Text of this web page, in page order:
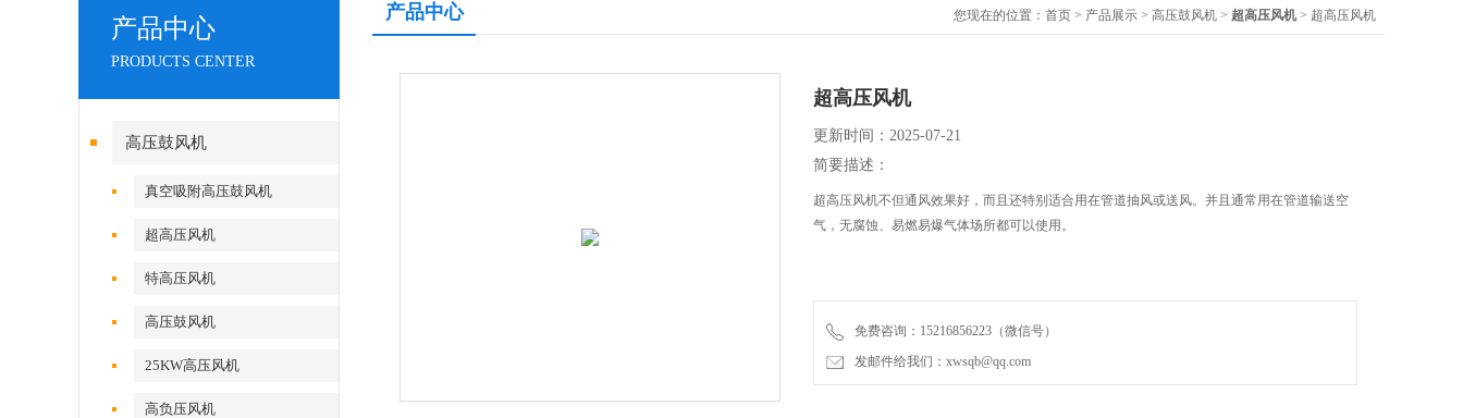
产品中心
PRODUCTS CENTER
高压鼓风机
真空吸附高压鼓风机
超高压风机
特高压风机
高压鼓风机
25KW高压风机
高负压风机
产品中心 您现在的位置： 首页 > 产品展示 > 高压鼓风机 > 超高压风机 > 超高压风机
超高压风机
更新时间：2025-07-21
简要描述：
超高压风机不但通风效果好，而且还特别适合用在管道抽风或送风。并且通常用在管道输送空
气，无腐蚀、易燃易爆气体场所都可以使用。
免费咨询：15216856223（微信号）
发邮件给我们：xwsqb@qq.com